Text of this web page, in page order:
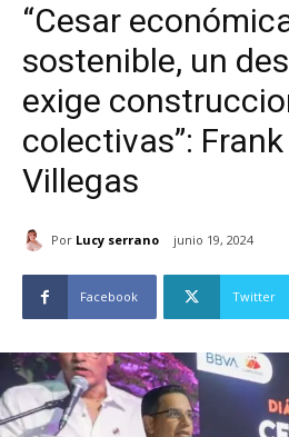
“Cesar
sostenible, un
exige
colectivas”:
Villegas
Por Lucy serrano junio 19, 2024
Facebook Twitter